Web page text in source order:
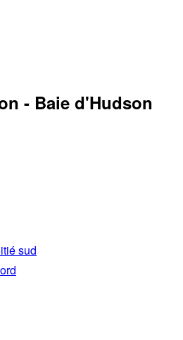
- Baie d'Hudson
sud